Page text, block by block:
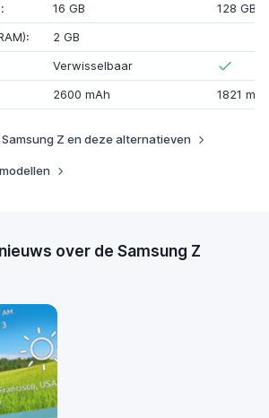
16 GB 128 GB
2 GB
Verwisselbaar
2600 mAh 1821
Z en deze alternatieven
over de Samsung Z